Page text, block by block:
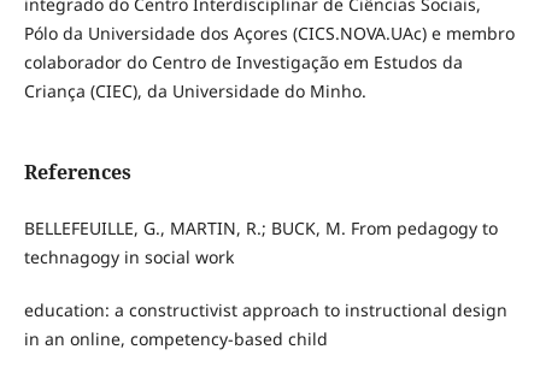
Pólo da Universidade dos Açores (CICS.NOVA.UAc) e membro
colaborador do Centro de Investigação em Estudos da
Criança (CIEC), da Universidade do Minho.
References
BELLEFEUILLE, G., MARTIN, R.; BUCK, M. From pedagogy to
technagogy in social work
education: a constructivist approach to instructional design
in an online, competency-based child